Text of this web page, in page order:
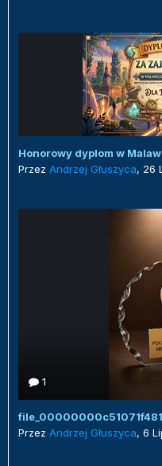
Przez Andrzej Głuszyca, 26
1
Przez Andrzej Głuszyca, 6